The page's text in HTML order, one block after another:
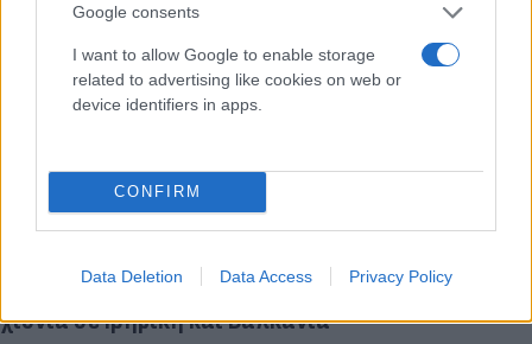
Google consents
I want to allow Google to enable storage
related to advertising like cookies on web or
device identifiers in apps.
CONFIRM
Data Deletion Data Access Privacy Policy
Καιρός: Με δύο πρόσωπα το Σαββατοκύριακο -
Θερμή εισβολή στην Ελλάδα, πολύ κρύο και
χιόνια σε Ιβηρική και Βαλκανια